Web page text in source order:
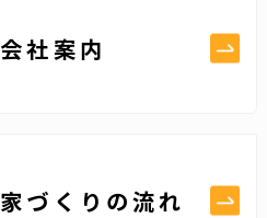
会社案内
家づくりの流れ